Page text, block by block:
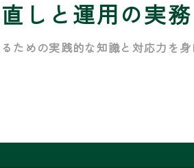
しと運用の実務
ための実践的な知識と対応力を身